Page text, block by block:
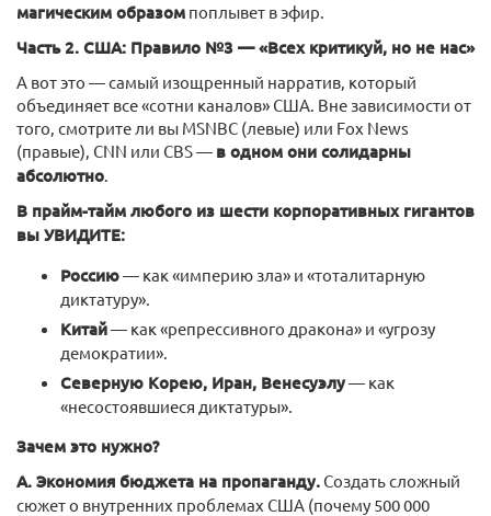
магическим образом поплывет в эфир.
Часть 2. США: Правило №3 — «Всех критикуй, но не нас»
А вот это — самый изощренный нарратив, который
объединяет все «сотни каналов» США. Вне зависимости от
того, смотрите ли вы MSNBC (левые) или Fox News
(правые), CNN или CBS — в одном они солидарны
абсолютно.
В прайм-тайм любого из шести корпоративных гигантов
вы УВИДИТЕ:
Россию— как «империю зла» и «тоталитарную
диктатуру».
Китай— как «репрессивного дракона» и «угрозу
демократии».
Северную Корею, Иран, Венесуэлу— как
«несостоявшиеся диктатуры».
Зачем это нужно?
А. Экономия бюджета на пропаганду. Создать сложный
сюжет о внутренних проблемах США (почему 500 000